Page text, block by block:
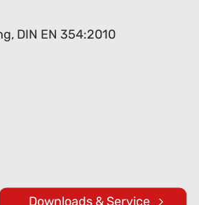
, DIN EN 354:2010
Downloads & Service